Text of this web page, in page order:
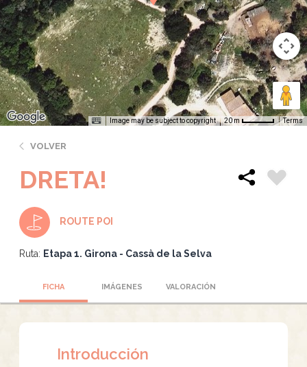
Image may be subject to copyright 20 m Terms
VOLVER
DRETA!
ROUTE POI
Ruta: Etapa 1. Girona - Cassà de la Selva
FICHA IMÁGENES VALORACIÓN
Introducción